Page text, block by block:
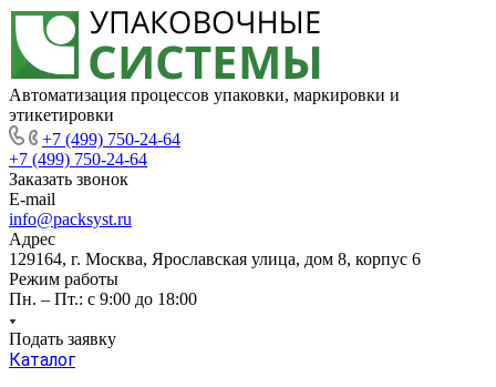
Автоматизация процессов упаковки, маркировки и
этикетировки
+7 (499) 750-24-64
+7 (499) 750-24-64
Заказать звонок
E-mail
info@packsyst.ru
Адрес
129164, г. Москва, Ярославская улица, дом 8, корпус 6
Режим работы
Пн. – Пт.: с 9:00 до 18:00
Подать заявку
Каталог